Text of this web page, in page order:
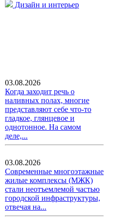
Дизайн и интерьер
03.08.2026
Когда заходит речь о
наливных полах, многие
представляют себе что-то
гладкое, глянцевое и
однотонное. На самом
деле,...
03.08.2026
Современные многоэтажные
жилые комплексы (МЖК)
стали неотъемлемой частью
городской инфраструктуры,
отвечая на...